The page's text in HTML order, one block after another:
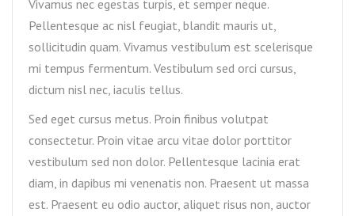
Vivamus nec egestas turpis, et semper neque.
Pellentesque ac nisl feugiat, blandit mauris ut,
sollicitudin quam. Vivamus vestibulum est scelerisque
mi tempus fermentum. Vestibulum sed orci cursus,
dictum nisl nec, iaculis tellus.
Sed eget cursus metus. Proin finibus volutpat
consectetur. Proin vitae arcu vitae dolor porttitor
vestibulum sed non dolor. Pellentesque lacinia erat
diam, in dapibus mi venenatis non. Praesent ut massa
est. Praesent eu odio auctor, aliquet risus non, auctor